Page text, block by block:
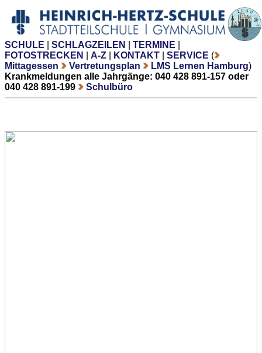
SCHULE SCHLAGZEILEN TERMINE
FOTOSTRECKEN
A-Z KONTAKT SERVICE (
Mittagessen
Vertretungsplan LMS Lernen Hamburg)
Krankmeldungen alle Jahrgänge: 040 428 891-157 oder
040 428 891-199
Schulbüro